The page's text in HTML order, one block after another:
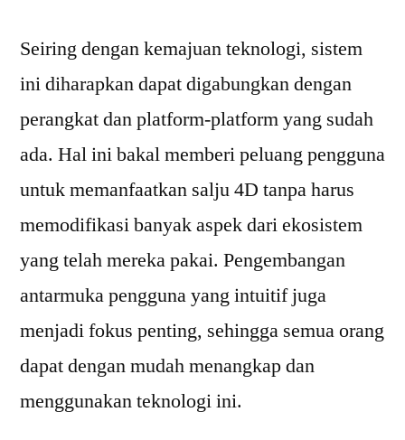
Seiring dengan kemajuan teknologi, sistem
ini diharapkan dapat digabungkan dengan
perangkat dan platform-platform yang sudah
ada. Hal ini bakal memberi peluang pengguna
untuk memanfaatkan salju 4D tanpa harus
memodifikasi banyak aspek dari ekosistem
yang telah mereka pakai. Pengembangan
antarmuka pengguna yang intuitif juga
menjadi fokus penting, sehingga semua orang
dapat dengan mudah menangkap dan
menggunakan teknologi ini.